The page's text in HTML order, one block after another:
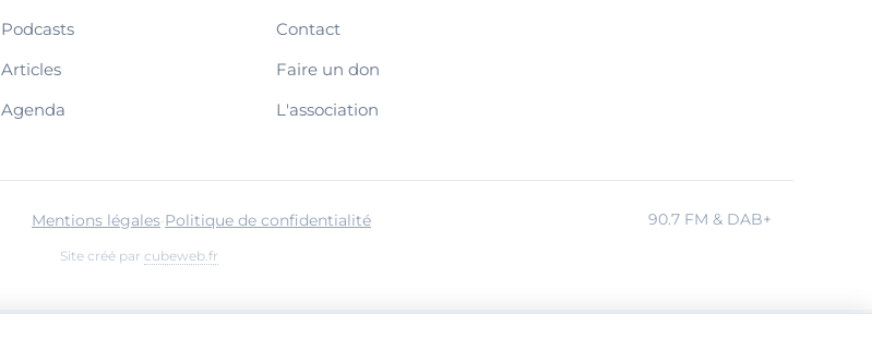
Podcasts
Articles
Agenda
Contact
Faire un don
L'association
Mentions légales·Politique de confidentialité 90.7 FM & DAB+
Site créé par cubeweb.fr